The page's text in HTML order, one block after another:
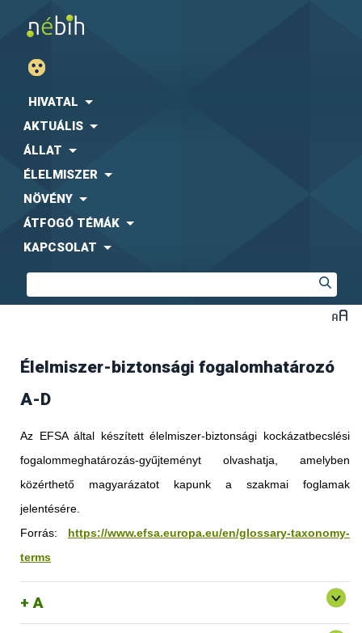
HIVATAL
AKTUÁLIS
ÁLLAT
ÉLELMISZER
NÖVÉNY
ÁTFOGÓ TÉMÁK
KAPCSOLAT
Élelmiszer-biztonsági fogalomhatározó
A-D
Az EFSA által készített élelmiszer-biztonsági kockázatbecslési
fogalommeghatározás-gyűjteményt olvashatja, amelyben
közérthető magyarázatot kapunk a szakmai foglamak
jelentésére.
Forrás: https://www.efsa.europa.eu/en/glossary-taxonomy-
terms
A